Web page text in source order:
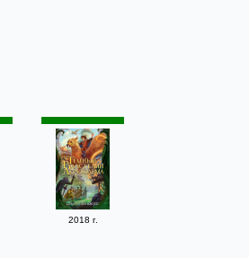
2018 г.